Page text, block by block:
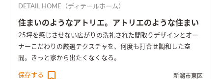
DETAIL HOME（ディテールホーム）
住まいのようなアトリエ。アトリエのような住まい
25坪を感じさせない広がりの洗礼された間取りデザインとオー
ナーこだわりの厳選テクスチャを、何度も打合せ調和した空
間。きっと家から出たくなくなる。
保存する 新潟市東区